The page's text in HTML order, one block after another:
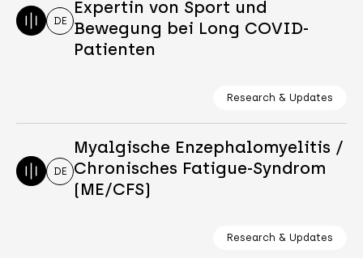
DE
Expertin von Sport und
Bewegung bei Long COVID-
Patienten
Research & Updates
DE
Myalgische Enzephalomyelitis /
Chronisches Fatigue-Syndrom
(ME/CFS)
Research & Updates